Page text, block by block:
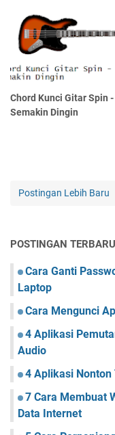
Chord Kunci Gitar Spin
Semakin Dingin
Postingan Lebih Baru
POSTINGAN TERBARU
Cara Ganti
Laptop
Cara Mengunci
4 Aplikasi
Audio
4 Aplikasi Nonton
7 Cara Membuat
Data Internet